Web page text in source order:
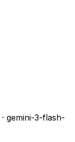
· gemini-3-flash-